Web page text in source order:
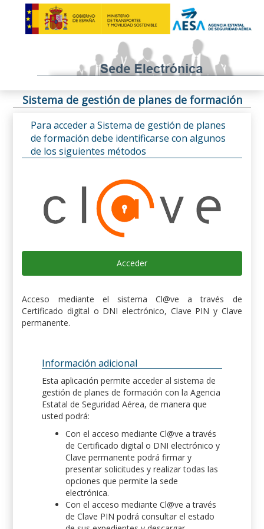
Sistema de gestión de planes de formación
Para acceder a Sistema de gestión de planes
de formación debe identificarse con algunos
de los siguientes métodos
Acceder
Acceso mediante el sistema Cl@ve a través de
Certificado digital o DNI electrónico, Clave PIN y Clave
permanente.
Información adicional
Esta aplicación permite acceder al sistema de
gestión de planes de formación con la Agencia
Estatal de Seguridad Aérea, de manera que
usted podrá:
Con el acceso mediante Cl@ve a través
de Certificado digital o DNI electrónico y
Clave permanente podrá firmar y
presentar solicitudes y realizar todas las
opciones que permite la sede
electrónica.
Con el acceso mediante Cl@ve a través
de Clave PIN podrá consultar el estado